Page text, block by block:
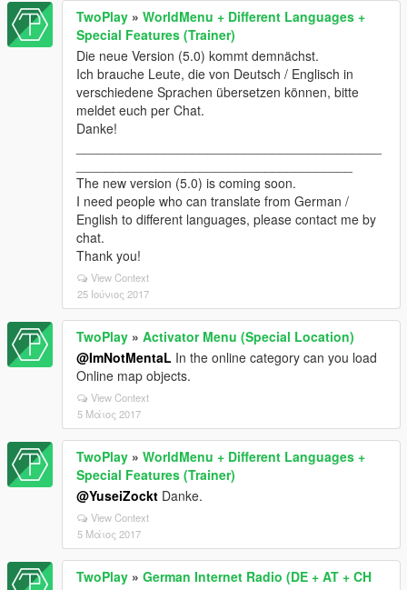
TwoPlay » WorldMenu + Different Languages +
Special Features (Trainer)
Die neue Version (5.0) kommt demnächst.
Ich brauche Leute, die von Deutsch / Englisch in
verschiedene Sprachen übersetzen können, bitte
meldet euch per Chat.
Danke!
The new version (5.0) is coming soon.
I need people who can translate from German /
English to different languages, please contact me by
chat.
Thank you!
View Context
25 Ιούνιος 2017
TwoPlay » Activator Menu (Special Location)
@ImNotMentaL In the online category can you load
Online map objects.
View Context
5 Μάιος 2017
TwoPlay » WorldMenu + Different Languages +
Special Features (Trainer)
@YuseiZockt Danke.
View Context
5 Μάιος 2017
TwoPlay » German Internet Radio (DE + AT + CH